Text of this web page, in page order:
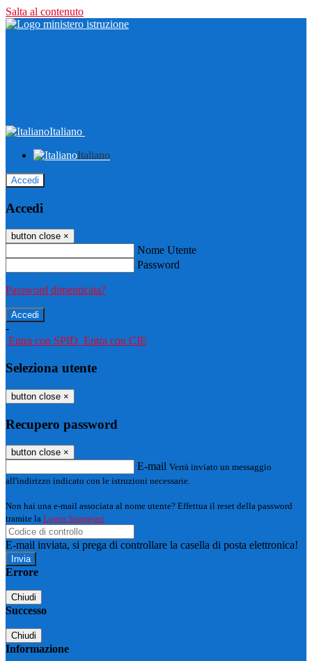
Salta al contenuto
Italiano
Italiano
Accedi
Accedi
button close ×
Nome Utente
Password
Password dimenticata?
-
Entra con SPID Entra con CIE
Seleziona utente
button close ×
Recupero password
button close ×
E-mail Verrà inviato un messaggio
all'indirizzo indicato con le istruzioni necessarie.
Non hai una e-mail associata al nome utente? Effettua il reset della password
tramite la Login Spaggiari
E-mail inviata, si prega di controllare la casella di posta elettronica!
Errore
Chiudi
Successo
Chiudi
Informazione